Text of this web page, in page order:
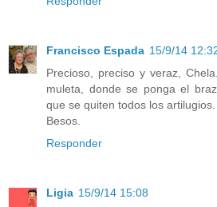
Francisco Espada 15/9/14
Precioso, preciso y veraz,
muleta, donde se ponga el
que se quiten todos los artilugios.
Besos.
Responder
Ligia 15/9/14 15:08